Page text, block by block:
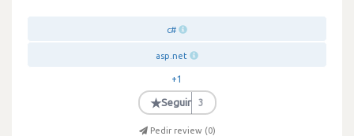
c#
asp.net
+1
★Seguir 3
Pedir review (0)